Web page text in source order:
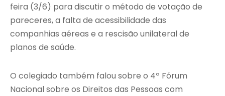
feira (3/6) para discutir o método de votação de
pareceres, a falta de acessibilidade das
companhias aéreas e a rescisão unilateral de
planos de saúde.
O colegiado também falou sobre o 4º Fórum
Nacional sobre os Direitos das Pessoas com